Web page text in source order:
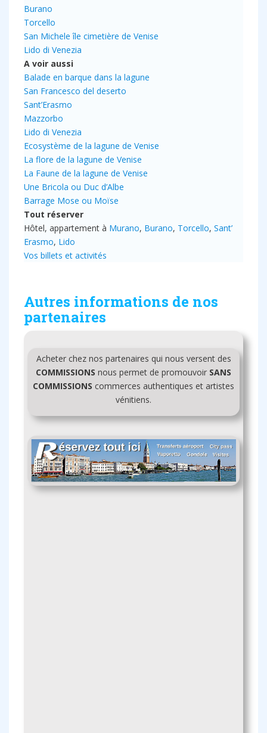
Burano
Torcello
San Michele île cimetière de Venise
Lido di Venezia
A voir aussi
Balade en barque dans la lagune
San Francesco del deserto
Sant’Erasmo
Mazzorbo
Lido di Venezia
Ecosystème de la lagune de Venise
La flore de la lagune de Venise
La Faune de la lagune de Venise
Une Bricola ou Duc d’Albe
Barrage Mose ou Moïse
Tout réserver
Hôtel, appartement à Murano, Burano, Torcello, Sant’
Erasmo, Lido
Vos billets et activités
Autres informations de nos
partenaires
Acheter chez nos partenaires qui nous versent des
COMMISSIONS nous permet de promouvoir SANS
COMMISSIONS commerces authentiques et artistes
vénitiens.